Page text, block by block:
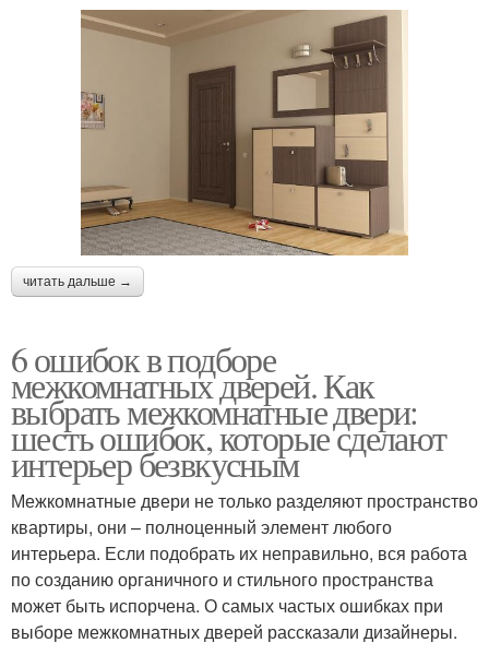
читать дальше →
6 ошибок в подборе
межкомнатных дверей. Как
выбрать межкомнатные двери:
шесть ошибок, которые сделают
интерьер безвкусным
Межкомнатные двери не только разделяют пространство
квартиры, они – полноценный элемент любого
интерьера. Если подобрать их неправильно, вся работа
по созданию органичного и стильного пространства
может быть испорчена. О самых частых ошибках при
выборе межкомнатных дверей рассказали дизайнеры.